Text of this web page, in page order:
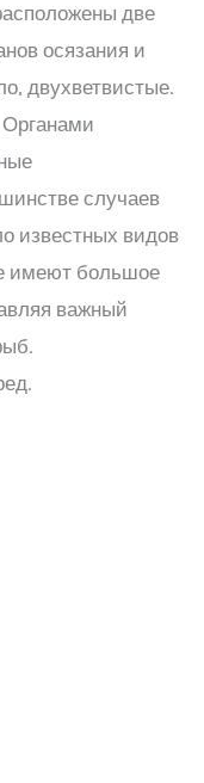
две
осязания и
двухветвистые.
случаев
известных видов
имеют большое
важный